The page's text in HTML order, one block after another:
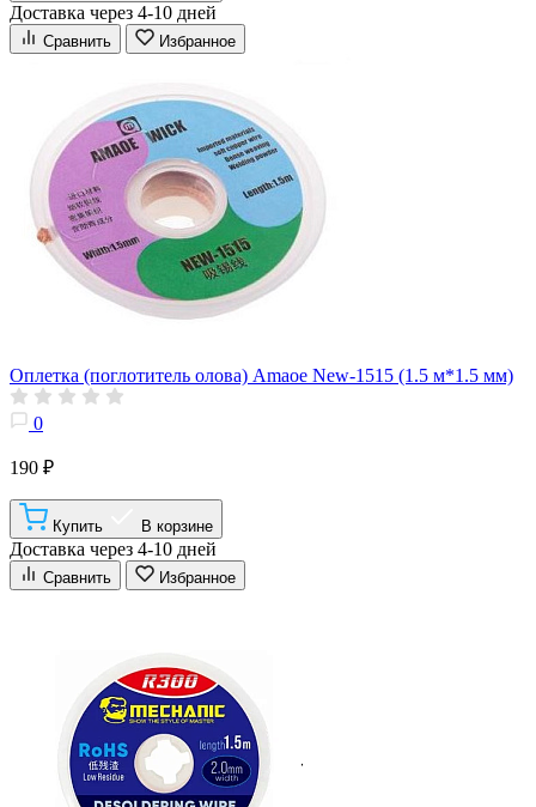
Доставка через 4-10 дней
Сравнить Избранное
Оплетка (поглотитель олова) Amaoe New-1515 (1.5 м*1.5 мм)
0
190 ₽
Купить В корзине
Доставка через 4-10 дней
Сравнить Избранное